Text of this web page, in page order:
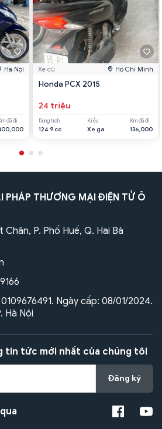
Hà Nội
đã đi
Xe cũ Hồ Chí Minh
Honda PCX 2015
24 triệu
Dung tích
124.9 cc
Kiểu
Xe ga
Km đã đi
136,000
PHÁP THƯƠNG MẠI ĐIỆN TỬ Ô
P. Phố Huế, Q. Hai Bà
Ngày cấp: 08/01/2024.
Hà Nội
tin tức mới nhất của chúng tôi
Đăng ký